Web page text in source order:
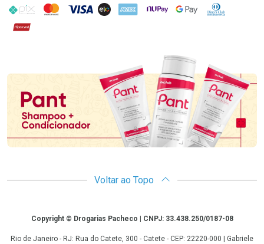
PIX MasterCard
VISA ELO AMEX NuPay Google PayDiners Club
Hipercard
Promoção em Destaque
Voltar ao Topo
CopyrightCopyright © Drogarias Pacheco | CNPJ: 33.438.250/0187-08
Rio de Janeiro - RJ: Rua do Catete, 300 - Catete - CEP: 22220-000 | Gabriele